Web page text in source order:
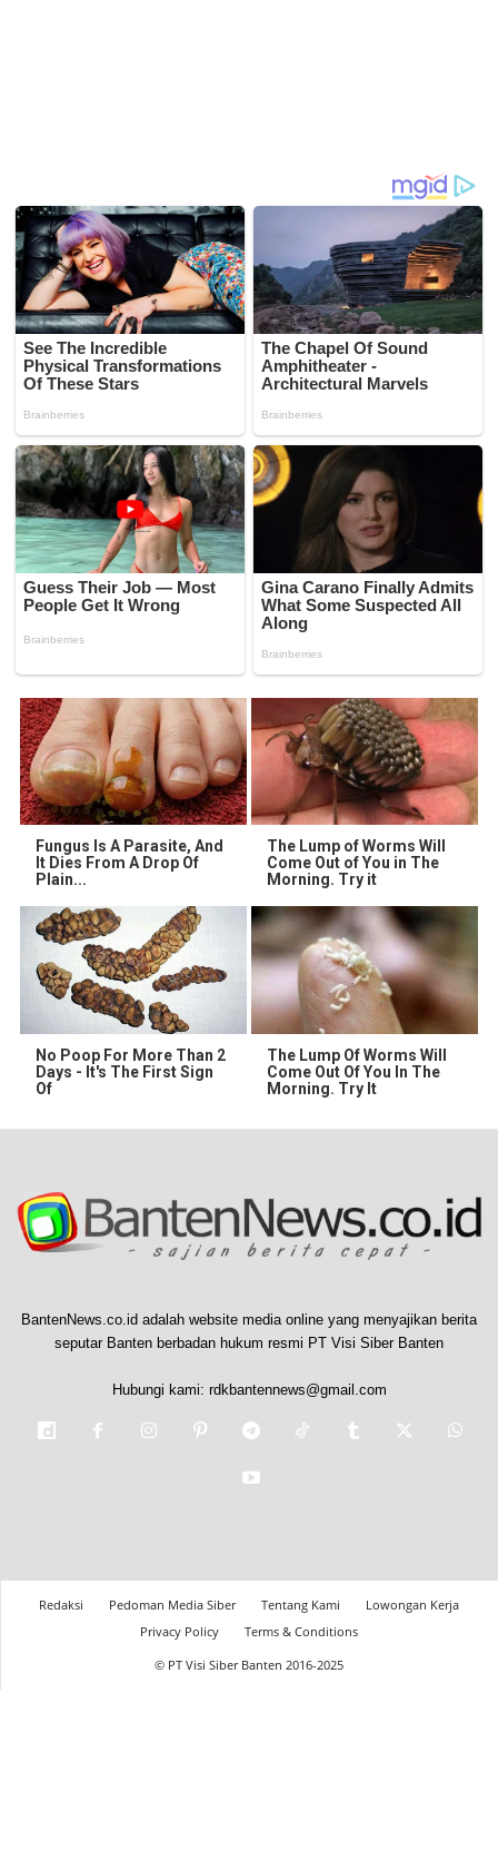
Fungus Is A Parasite, And
It Dies From A Drop Of
Plain...
The Lump of Worms Will
Come Out of You in The
Morning. Try it
No Poop For More Than 2
Days - It's The First Sign
Of
The Lump Of Worms Will
Come Out Of You In The
Morning. Try It
BantenNews.co.id adalah website media online yang menyajikan berita
seputar Banten berbadan hukum resmi PT Visi Siber Banten
Hubungi kami: rdkbantennews@gmail.com
Redaksi Pedoman Media Siber Tentang Kami
Lowongan Kerja
Privacy Policy
Terms & Conditions
© PT Visi Siber Banten 2016-2025